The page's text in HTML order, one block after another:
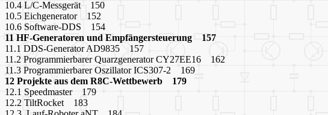
10.4 L/C-Messgerät 150
10.5 Eichgenerator 152
10.6 Software-DDS 154
11 HF-Generatoren und Empfängersteuerung 157
11.1 DDS-Generator AD9835 157
11.2 Programmierbarer Quarzgenerator CY27EE16 162
11.3 Programmierbarer Oszillator ICS307-2 169
12 Projekte aus dem R8C-Wettbewerb 179
12.1 Speedmaster 179
12.2 TiltRocket 183